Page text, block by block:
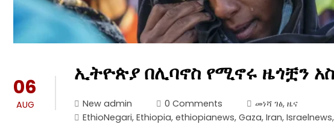
06
AUG
ኢትዮጵያ በሊባኖስ የሚኖሩ ዜጎቿን
New admin 0 Comments መነሻ ገፅ, ዜና
EthioNegari, Ethiopia, ethiopianews, Gaza, Iran, Israelnews,